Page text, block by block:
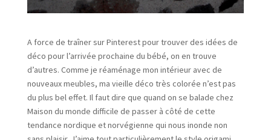
A force de traîner sur Pinterest pour trouver des idées de
déco pour l’arrivée prochaine du bébé, on en trouve
d’autres. Comme je réaménage mon intérieur avec de
nouveaux meubles, ma vieille déco très colorée n’est pas
du plus bel effet. Il faut dire que quand on se balade chez
Maison du monde difficile de passer à côté de cette
tendance nordique et norvégienne qui nous inonde non